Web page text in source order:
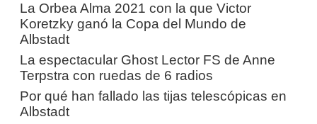
La Orbea Alma 2021 con la que Victor
Koretzky ganó la Copa del Mundo de
Albstadt
La espectacular Ghost Lector FS de Anne
Terpstra con ruedas de 6 radios
Por qué han fallado las tijas telescópicas en
Albstadt